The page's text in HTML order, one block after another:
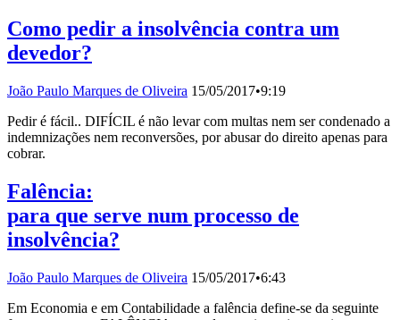
Como pedir a insolvência contra um
devedor?
João Paulo Marques de Oliveira 15/05/2017•9:19
Pedir é fácil.. DIFÍCIL é não levar com multas nem ser condenado a
indemnizações nem reconversões, por abusar do direito apenas para
cobrar.
Falência:
para que serve num processo de
insolvência?
João Paulo Marques de Oliveira 15/05/2017•6:43
Em Economia e em Contabilidade a falência define-se da seguinte